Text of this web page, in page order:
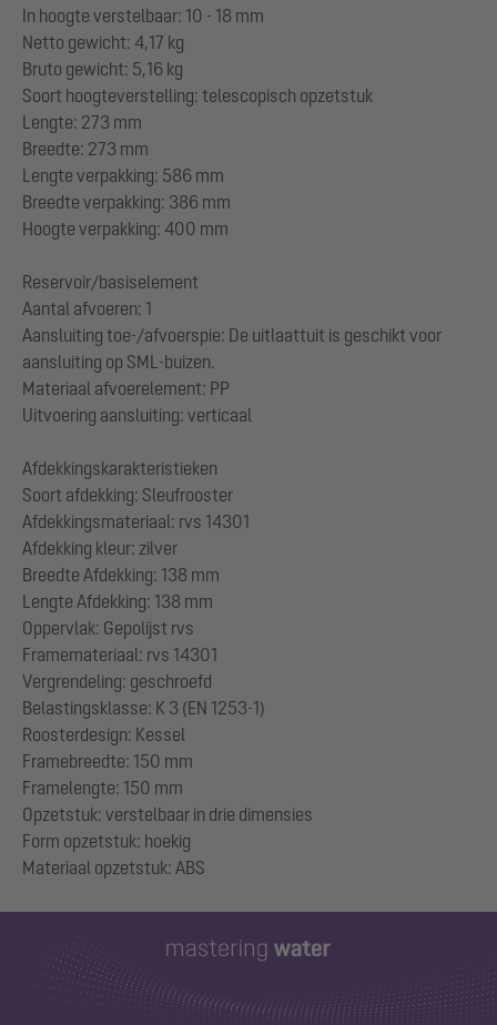
In hoogte verstelbaar: 10 - 18 mm
Netto gewicht: 4,17 kg
Bruto gewicht: 5,16 kg
Soort hoogteverstelling: telescopisch opzetstuk
Lengte: 273 mm
Breedte: 273 mm
Lengte verpakking: 586 mm
Breedte verpakking: 386 mm
Hoogte verpakking: 400 mm
Reservoir/basiselement
Aantal afvoeren: 1
Aansluiting toe-/afvoerspie: De uitlaattuit is geschikt voor
aansluiting op SML-buizen.
Materiaal afvoerelement: PP
Uitvoering aansluiting: verticaal
Afdekkingskarakteristieken
Soort afdekking: Sleufrooster
Afdekkingsmateriaal: rvs 14301
Afdekking kleur: zilver
Breedte Afdekking: 138 mm
Lengte Afdekking: 138 mm
Oppervlak: Gepolijst rvs
Framemateriaal: rvs 14301
Vergrendeling: geschroefd
Belastingsklasse: K 3 (EN 1253-1)
Roosterdesign: Kessel
Framebreedte: 150 mm
Framelengte: 150 mm
Opzetstuk: verstelbaar in drie dimensies
Form opzetstuk: hoekig